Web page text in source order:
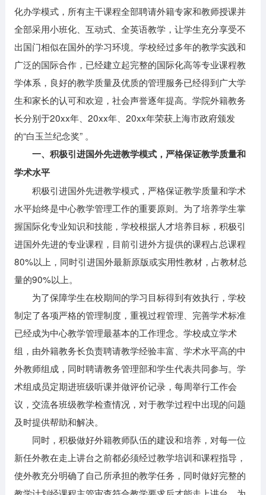
化办学模式，所有主干课程全部聘请外籍专家和教师授课并
全部采用小班化、互动式、全英语教学，让学生充分享受不
出国门相似在国外的学习环境。学校经过多年的教学实践和
广泛的国际合作，已经建立起完整的国际化高等专业课程教
学体系，良好的教学质量及优质的管理服务已经得到广大学
生和家长的认可和欢迎，社会声誉逐年提高。学院外籍教务
长分别于20xx年、20xx年、20xx年荣获上海市政府颁发
的“白玉兰纪念奖” 。
一、积极引进国外先进教学模式，严格保证教学质量和
学术水平
积极引进国外先进教学模式，严格保证教学质量和学术
水平始终是中心教学管理工作的重要原则。为了培养学生掌
握国际化专业知识和技能，学校根据人才培养目标，积极引
进国外先进的专业课程，目前引进外方提供的课程占总课程
80%以上，同时引进国外最新原版或实用性教材，占教材总
量的90%以上。
为了保障学生在校期间的学习目标得到有效执行，学校
制定了各项严格的管理制度，重视过程管理、完善学术标准
已经成为中心教学管理最基本的工作理念。学校成立学术
组，由外籍教务长负责聘请教学经验丰富、学术水平高的中
外教师组成，同时聘请教务管理部和学生代表共同参与。学
术组成员定期进班级听课并做评价记录，每周举行工作会
议，交流各班级教学检查情况，对于教学过程中出现的问题
及时提供帮助和解决。
同时，积极做好外籍教师队伍的建设和培养，对每一位
新任外教在走上讲台之前都必须经过教学培训和课程指导，
使外教充分明确了自己所承担的教学任务，同时做好完整的